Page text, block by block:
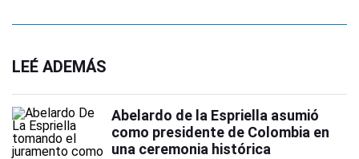
LEÉ ADEMÁS
Abelardo de la Espriella asumió
como presidente de Colombia en
una ceremonia histórica